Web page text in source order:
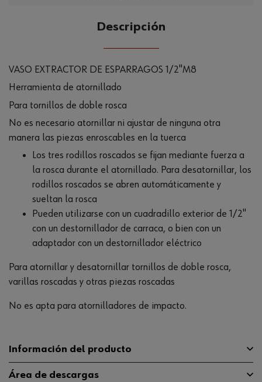
Descripción
VASO EXTRACTOR DE ESPARRAGOS 1/2"M8
Herramienta de atornillado
Para tornillos de doble rosca
No es necesario atornillar ni ajustar de ninguna otra
manera las piezas enroscables en la tuerca
Los tres rodillos roscados se fijan mediante fuerza a
la rosca durante el atornillado. Para desatornillar, los
rodillos roscados se abren automáticamente y
sueltan la rosca
Pueden utilizarse con un cuadradillo exterior de 1/2"
con un destornillador de carraca, o bien con un
adaptador con un destornillador eléctrico
Para atornillar y desatornillar tornillos de doble rosca,
varillas roscadas y otras piezas roscadas
No es apta para atornilladores de impacto.
Información del producto
Área de descargas